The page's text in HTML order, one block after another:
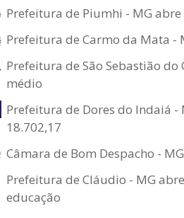
Prefeitura de Piumhi - MG
Prefeitura de Carmo da Mata -
Prefeitura de São Sebastião
médio
Prefeitura de Dores do Indaiá -
18.702,17
Câmara de Bom Despacho -
Prefeitura de Cláudio - MG
educação